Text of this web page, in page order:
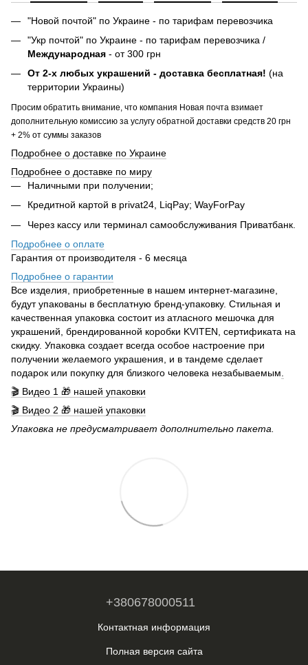
"Новой почтой" по Украине - по тарифам перевозчика
"Укр почтой" по Украине - по тарифам перевозчика /
Международная - от 300 грн
От 2-х любых украшений - доставка бесплатная! (на
территории Украины)
Просим обратить внимание, что компания Новая почта взимает
дополнительную комиссию за услугу обратной доставки средств 20 грн
+ 2% от суммы заказов
Подробнее о доставке по Украине
Подробнее о доставке по миру
Наличными при получении;
Кредитной картой в privat24, LiqPay; WayForPay
Через кассу или терминал самообслуживания Приватбанк.
Подробнее о оплате
Гарантия от производителя - 6 месяца
Подробнее о гарантии
Все изделия, приобретенные в нашем интернет-магазине,
будут упакованы в бесплатную бренд-упаковку. Стильная и
качественная упаковка состоит из атласного мешочка для
украшений, брендированной коробки KVITEN, сертификата на
скидку. Упаковка создает всегда особое настроение при
получении желаемого украшения, и в тандеме сделает
подарок или покупку для близкого человека незабываемым
🎬 Видео 1 🎁 нашей упаковки
🎬 Видео 2 🎁 нашей упаковки
Упаковка не предусматривает дополнительно пакета.
+380678000511
Контактная информация
Полная версия сайта